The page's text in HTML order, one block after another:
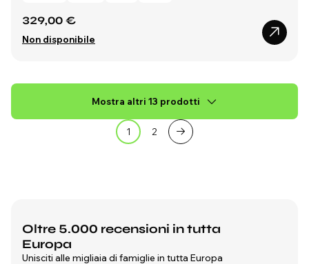
329,00 €
Non disponibile
Mostra altri 13 prodotti
1 2
Oltre 5.000 recensioni in tutta
Europa
Unisciti alle migliaia di famiglie in tutta Europa